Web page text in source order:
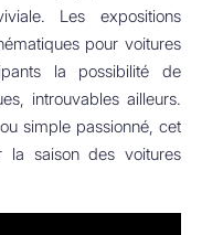
Les expositions
pour voitures
la possibilité de
introuvables ailleurs.
simple passionné, cet
la saison des voitures